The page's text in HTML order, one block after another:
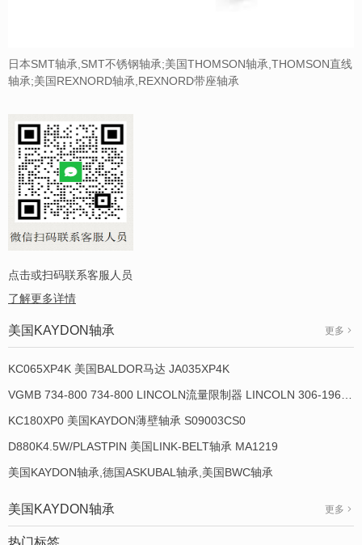
日本SMT轴承,SMT不锈钢轴承;美国THOMSON轴承,THOMSON直线
轴承;美国REXNORD轴承,REXNORD带座轴承
点击或扫码联系客服人员
了解更多详情
美国KAYDON轴承 更多
KC065XP4K 美国BALDOR马达 JA035XP4K
KC180XP0 美国KAYDON薄壁轴承 S09003CS0
D880K4.5W/PLASTPIN 美国LINK-BELT轴承 MA1219
美国KAYDON轴承,德国ASKUBAL轴承,美国BWC轴承
美国KAYDON轴承 更多
热门标签